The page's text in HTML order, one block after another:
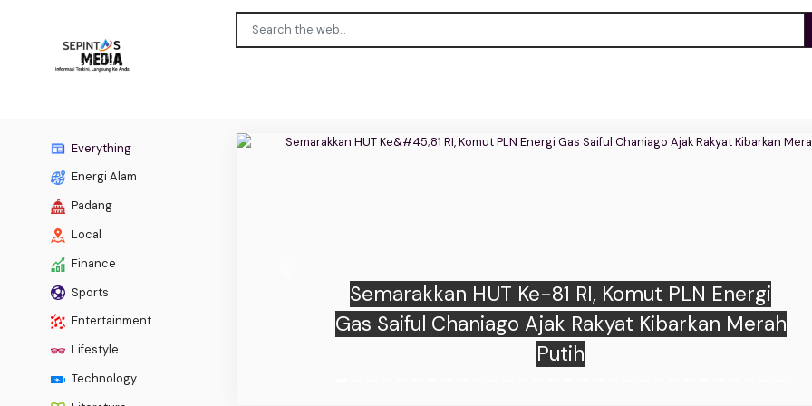
Everything
Energi Alam
Padang
Local
Finance
Sports
Entertainment
Lifestyle
Technology
MPW Pemuda ICMI Sumsel dan Dewan Energi
Nasional Perkuat Komitmen Ketahanan Energi